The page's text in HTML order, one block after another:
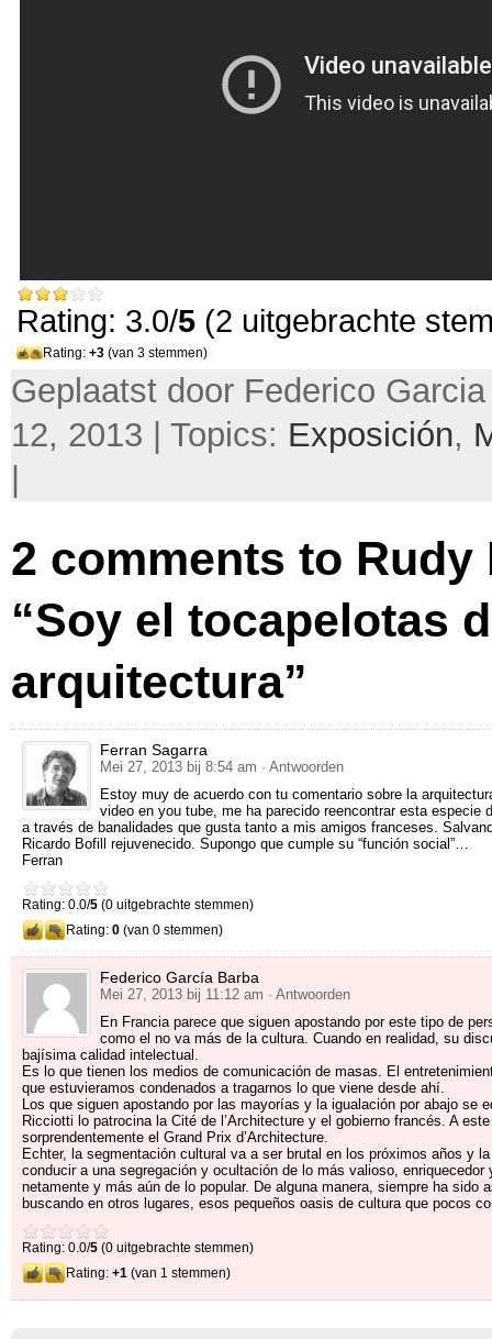
Rating: 3.0/5 (2 uitgebrachte
Rating: +3 (van 3 stemmen)
Geplaatst door Federico
12, 2013 | Topics: Exposición,
|
2 comments to
“Soy el tocapelotas
arquitectura”
Ferran Sagarra
Mei 27, 2013 bij 8:54 am · Antwoorden
Estoy muy de acuerdo con tu comentario sobre la
video en you tube me ha parecido reencontrar esta especie
a través de banalidades que gusta tanto a mis amigos franceses
Ricardo Bofill rejuvenecido Supongo que cumple su “función social”…
Ferran
Rating: 0.0/5 (0 uitgebrachte stemmen)
Rating: 0 (van 0 stemmen)
Federico García Barba
Mei 27, 2013 bij 11:12 am · Antwoorden
En Francia parece que siguen apostando por este tipo de
como el no va más de la cultura Cuando en realidad su
bajísima calidad intelectual
Es lo que tienen los medios de comunicación de masas
El
que estuvieramos condenados a tragarnos lo que viene desde ahí
Los que siguen apostando por las mayorías y la igualación por abajo se
Ricciotti lo patrocina la Cité de l’Architecture y el gobierno francés A
sorprendentemente el Grand Prix d’Architecture
Echter, la segmentación cultural va a ser brutal en los próximos años y
conducir a una segregación y ocultación de lo más valioso enriquecedor
netamente y más aún de lo popular. De alguna manera siempre ha sido
buscando en otros lugares esos pequeños oasis de cultura que pocos
Rating: 0.0/5 (0 uitgebrachte stemmen)
Rating: +1 (van 1 stemmen)